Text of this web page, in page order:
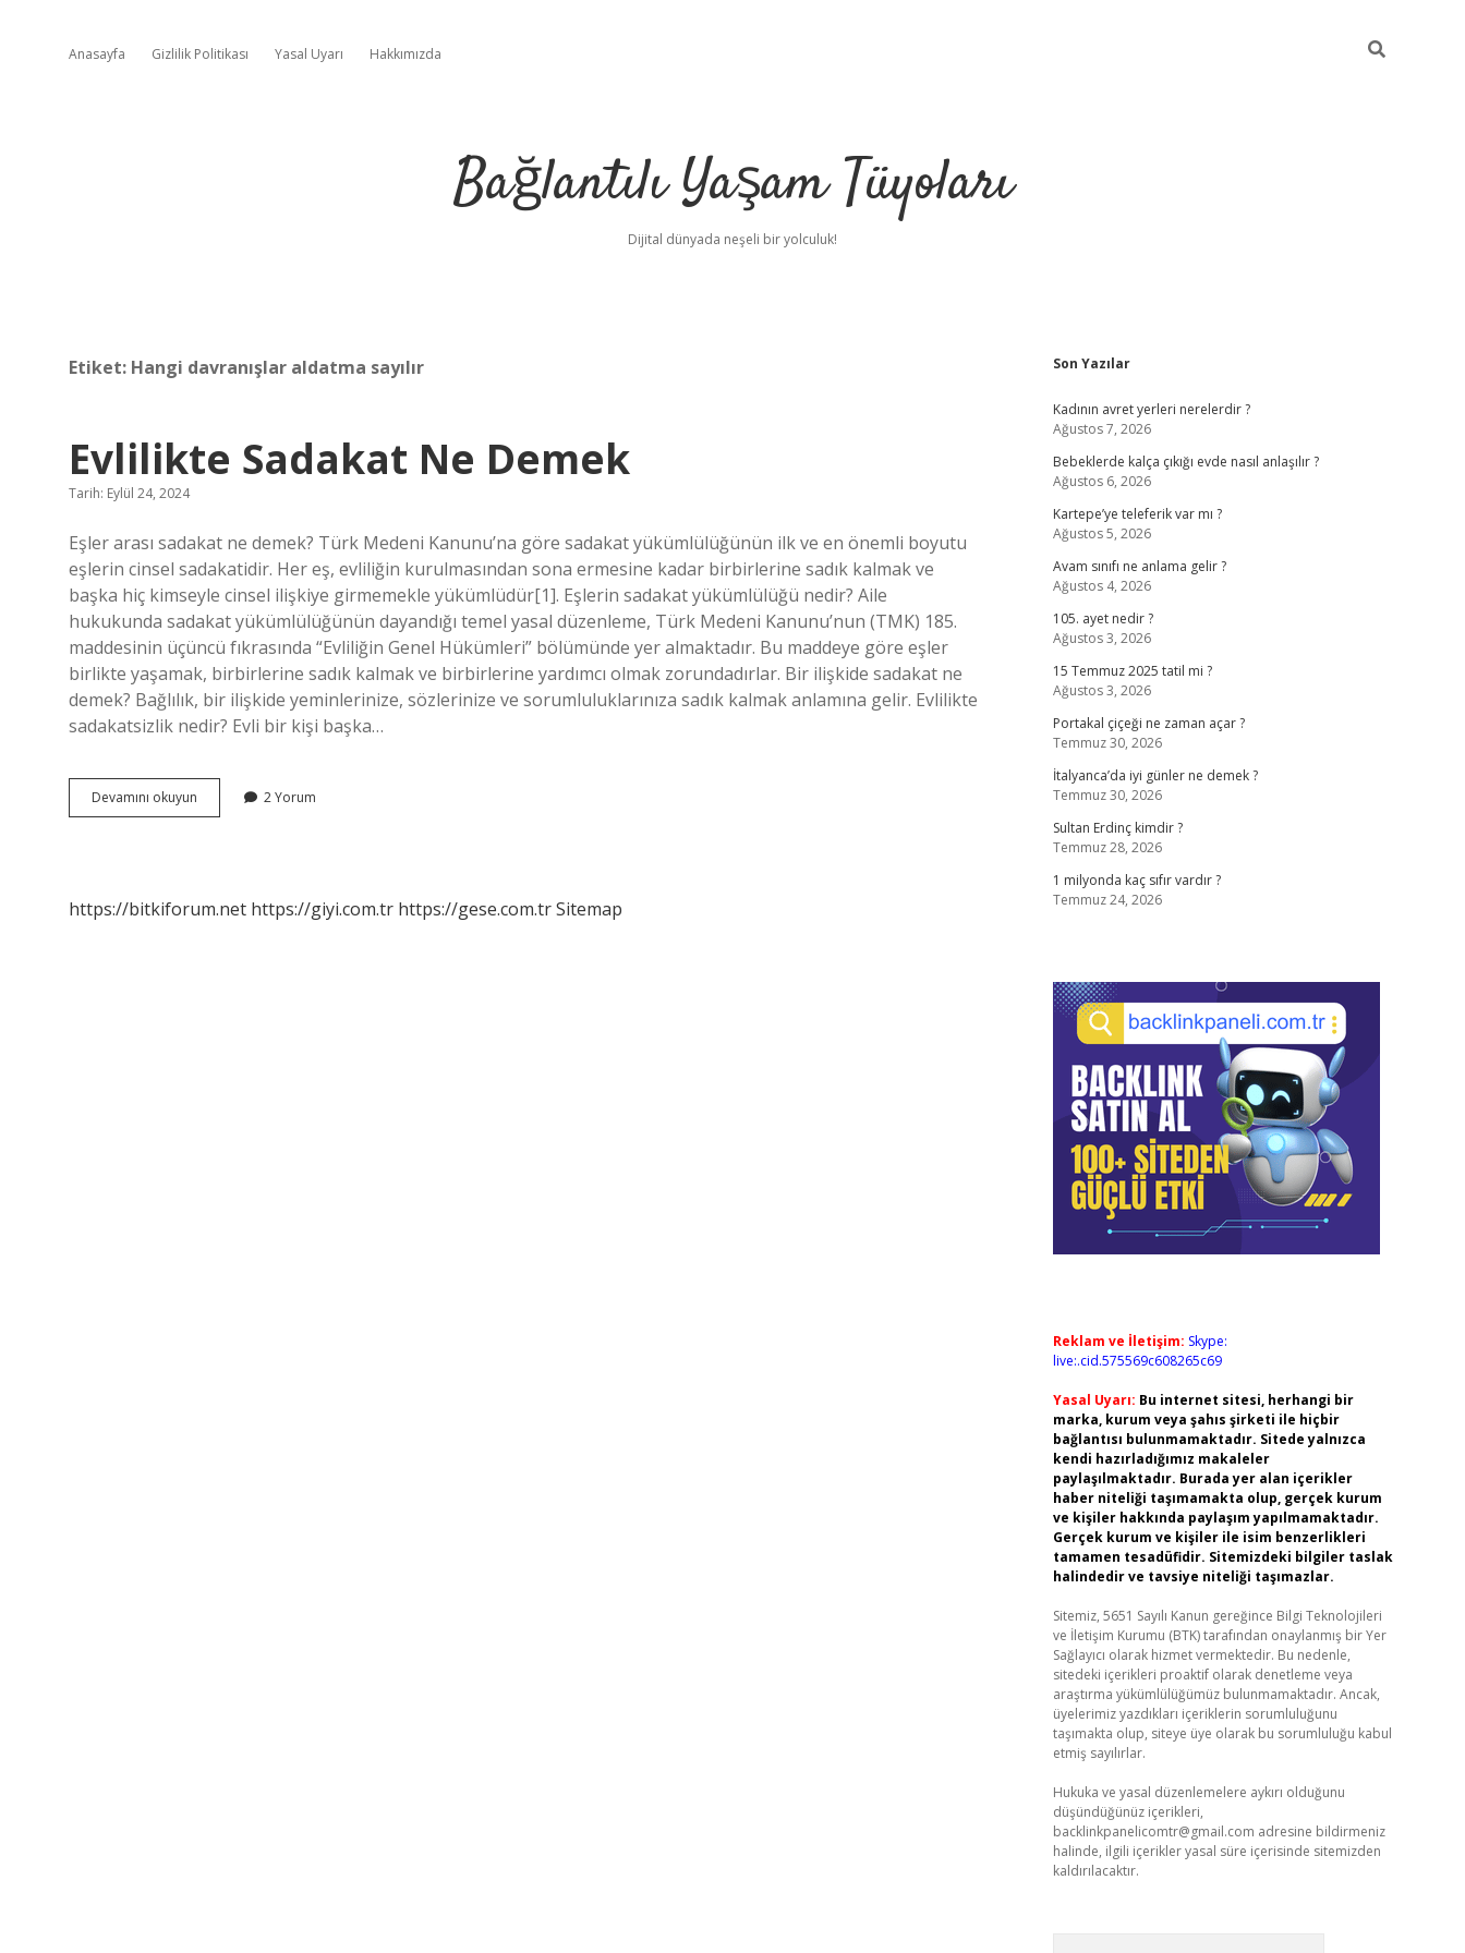
Anasayfa Gizlilik Politikası Yasal Uyarı Hakkımızda
Bağlantılı Yaşam Tüyoları
Dijital dünyada neşeli bir yolculuk!
Etiket: Hangi davranışlar aldatma sayılır
Evlilikte Sadakat Ne Demek
Tarih: Eylül 24, 2024
Eşler arası sadakat ne demek? Türk Medeni Kanunu’na göre sadakat yükümlülüğünün ilk ve en önemli boyutu
eşlerin cinsel sadakatidir. Her eş, evliliğin kurulmasından sona ermesine kadar birbirlerine sadık kalmak ve
başka hiç kimseyle cinsel ilişkiye girmemekle yükümlüdür[1]. Eşlerin sadakat yükümlülüğü nedir? Aile
hukukunda sadakat yükümlülüğünün dayandığı temel yasal düzenleme, Türk Medeni Kanunu’nun (TMK) 185.
maddesinin üçüncü fıkrasında “Evliliğin Genel Hükümleri” bölümünde yer almaktadır. Bu maddeye göre eşler
birlikte yaşamak, birbirlerine sadık kalmak ve birbirlerine yardımcı olmak zorundadırlar. Bir ilişkide sadakat ne
demek? Bağlılık, bir ilişkide yeminlerinize, sözlerinize ve sorumluluklarınıza sadık kalmak anlamına gelir. Evlilikte
sadakatsizlik nedir? Evli bir kişi başka…
Devamını okuyun
Sadakat
2 Yorum
https://bitkiforum.net https://giyi.com.tr https://gese.com.trSitemap
Sidebar
Son Yazılar
Kadının avret yerleri nerelerdir ?
Ağustos 7, 2026
Bebeklerde kalça çıkığı evde nasıl anlaşılır ?
Ağustos 6, 2026
Kartepe’ye teleferik var mı ?
Ağustos 5, 2026
Avam sınıfı ne anlama gelir ?
Ağustos 4, 2026
105. ayet nedir ?
Ağustos 3, 2026
15 Temmuz 2025 tatil mi ?
Ağustos 3, 2026
Portakal çiçeği ne zaman açar ?
Temmuz 30, 2026
İtalyanca’da iyi günler ne demek ?
Temmuz 30, 2026
Sultan Erdinç kimdir ?
Temmuz 28, 2026
1 milyonda kaç sıfır vardır ?
Temmuz 24, 2026
Reklam ve İletişim: Skype:
live:.cid.575569c608265c69
Yasal Uyarı: Bu internet sitesi, herhangi bir
marka, kurum veya şahıs şirketi ile hiçbir
bağlantısı bulunmamaktadır. Sitede yalnızca
kendi hazırladığımız makaleler
paylaşılmaktadır. Burada yer alan içerikler
haber niteliği taşımamakta olup, gerçek kurum
ve kişiler hakkında paylaşım yapılmamaktadır.
Gerçek kurum ve kişiler ile isim benzerlikleri
tamamen tesadüfidir. Sitemizdeki bilgiler taslak
halindedir ve tavsiye niteliği taşımazlar.
Sitemiz, 5651 Sayılı Kanun gereğince Bilgi Teknolojileri
ve İletişim Kurumu (BTK) tarafından onaylanmış bir Yer
Sağlayıcı olarak hizmet vermektedir. Bu nedenle,
sitedeki içerikleri proaktif olarak denetleme veya
araştırma yükümlülüğümüz bulunmamaktadır. Ancak,
üyelerimiz yazdıkları içeriklerin sorumluluğunu
taşımakta olup, siteye üye olarak bu sorumluluğu kabul
etmiş sayılırlar.
Hukuka ve yasal düzenlemelere aykırı olduğunu
düşündüğünüz içerikleri,
backlinkpanelicomtr@gmail.com adresine bildirmeniz
halinde, ilgili içerikler yasal süre içerisinde sitemizden
kaldırılacaktır.